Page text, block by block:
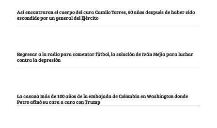
Así encontraron el cuerpo del cura Camilo Torres, 60 años después de haber sido
escondido por un general del Ejército
Regresar a la radio para comentar fútbol, la solución de Iván Mejía para luchar
contra la depresión
La casona más de 100 años de la embajada de Colombia en Washington donde
Petro afinó su cara a cara con Trump